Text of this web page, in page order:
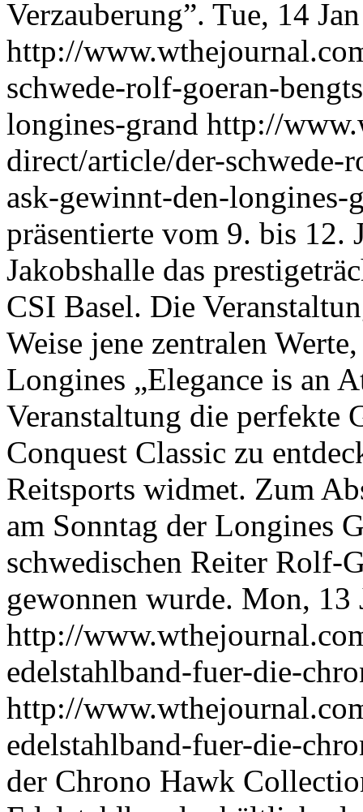
Verzauberung”. Tue, 14
http://
schwede-rolf-goeran-
longines-grand http://
direct/article/der-schwede-
ask-gewinnt-den-longines-
präsentierte vom 9. bis 12.
Jakobshalle das
CSI Basel. Die
Weise jene zentralen
Longines „Elegance is an
Veranstaltung die perfekte
Conquest Classic zu
Reitsports widmet. Zum
am Sonntag der Longines
schwedischen Reiter Rolf-
gewonnen wurde. Mon, 13
http://
edelstahlband-fuer-die-
http://
edelstahlband-fuer-die-
der Chrono Hawk